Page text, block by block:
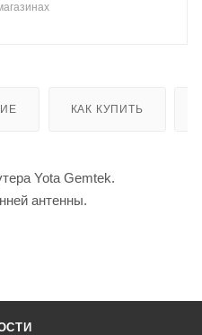
КАК КУПИТЬ
Yota Gemtek.
антенны.